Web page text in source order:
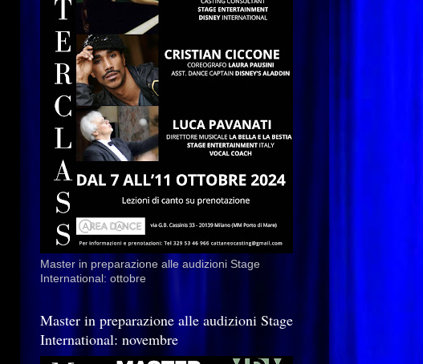
Master in preparazione alle audizioni Stage
International: ottobre
Master in preparazione alle audizioni Stage
International: novembre